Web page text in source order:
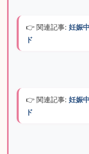
👉 関連記事: 妊娠
ド
👉 関連記事: 妊娠
ド